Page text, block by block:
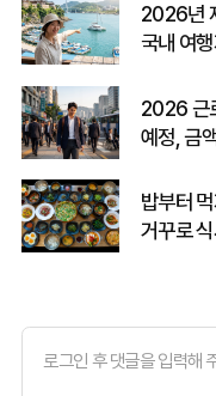
2026년
국내 여
2026 근
예정, 금
밥부터
거꾸로